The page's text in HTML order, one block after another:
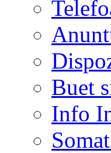
Buet
Info